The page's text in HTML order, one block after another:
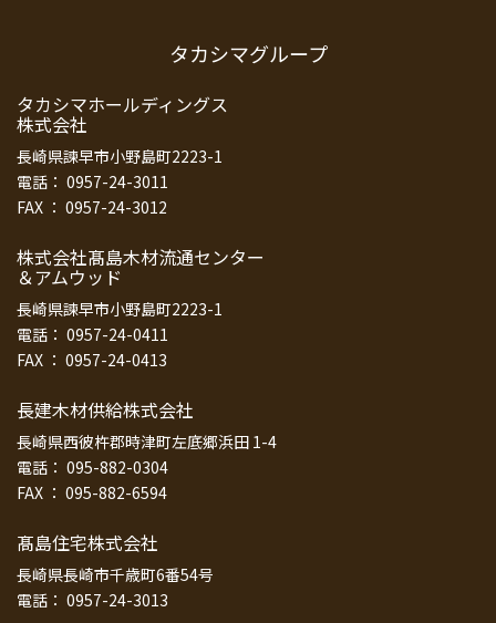
タカシマグループ
タカシマホールディングス
株式会社
長崎県諫早市小野島町2223-1
電話： 0957-24-3011
FAX ： 0957-24-3012
株式会社髙島木材流通センター
＆アムウッド
長崎県諫早市小野島町2223-1
電話： 0957-24-0411
FAX ： 0957-24-0413
長建木材供給株式会社
長崎県西彼杵郡時津町左底郷浜田 1-4
電話： 095-882-0304
FAX ： 095-882-6594
髙島住宅株式会社
長崎県長崎市千歳町6番54号
電話： 0957-24-3013